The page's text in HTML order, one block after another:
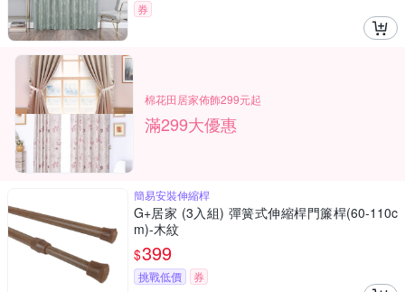
券
棉花田居家佈飾299元起
滿299大優惠
簡易安裝伸縮桿
G+居家 (3入組) 彈簧式伸縮桿門簾桿(60-110c
m)-木紋
$399
挑戰低價 券